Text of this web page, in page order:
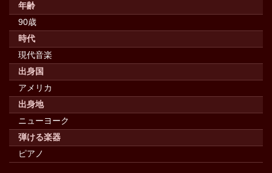
年齢
90歳
時代
現代音楽
出身国
アメリカ
出身地
ニューヨーク
弾ける楽器
ピアノ